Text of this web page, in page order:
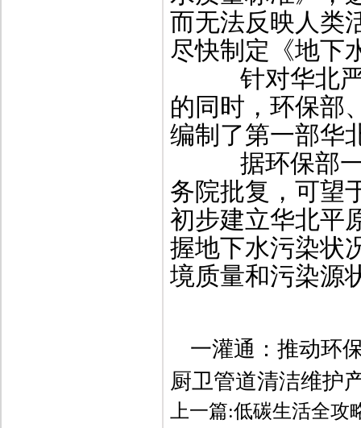
而无法反映人类
尽快制定《地下
针对华北严
的同时，环保部
编制了第一部华
据环保部一
务院批复，可望
初步建立华北平
握地下水污染状
境质量和污染源
一灌通 ：推动环
厨卫管道清洁维护
上一篇:低碳生活全攻